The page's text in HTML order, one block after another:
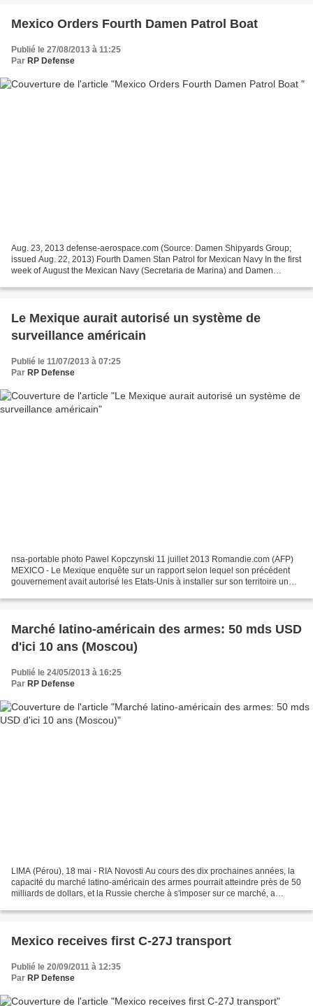
Mexico Orders Fourth Damen Patrol Boat
Publié le 27/08/2013 à 11:25
Par RP Defense
Aug. 23, 2013 defense-aerospace.com (Source: Damen Shipyards Group;
issued Aug. 22, 2013) Fourth Damen Stan Patrol for Mexican Navy In the first
week of August the Mexican Navy (Secretaria de Marina) and Damen
Le Mexique aurait autorisé un système de
surveillance américain
Publié le 11/07/2013 à 07:25
Par RP Defense
nsa-portable photo Pawel Kopczynski 11 juillet 2013 Romandie.com (AFP)
MEXICO - Le Mexique enquête sur un rapport selon lequel son précédent
gouvernement avait autorisé les Etats-Unis à installer sur son territoire un
Marché latino-américain des armes: 50 mds USD
d'ici 10 ans (Moscou)
Publié le 24/05/2013 à 16:25
Par RP Defense
LIMA (Pérou), 18 mai - RIA Novosti Au cours des dix prochaines années, la
capacité du marché latino-américain des armes pourrait atteindre près de 50
milliards de dollars, et la Russie cherche à s'imposer sur ce marché, a
Mexico receives first C-27J transport
Publié le 20/09/2011 à 12:35
Par RP Defense